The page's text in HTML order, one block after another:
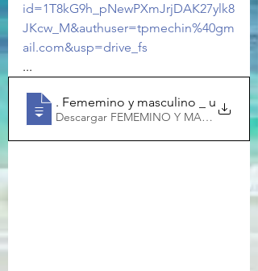
id=1T8kG9h_pNewPXmJrjDAK27ylk8
JKcw_M&authuser=tpmechin%40gm
ail.com&usp=drive_fs
...
. Fememino y masculino _ una nue
Descargar FEMEMINO Y